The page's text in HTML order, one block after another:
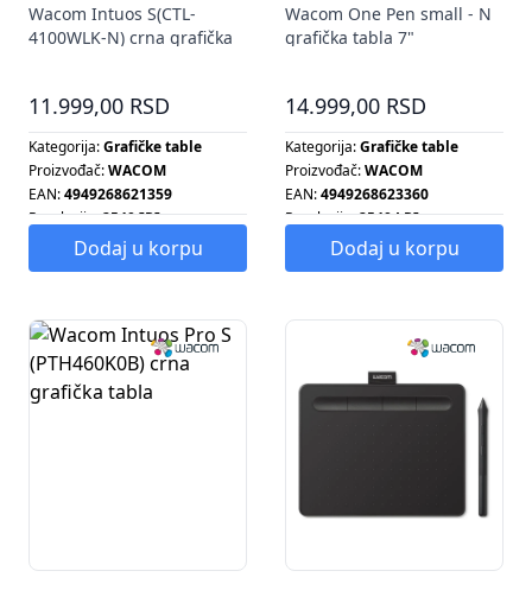
Wacom Intuos S(CTL-
4100WLK-N) crna grafička
11.999,00 RSD
Kategorija:Grafičke table
Proizvođač:WACOM
EAN:4949268621359
Rezolucija:2540 IPI
Dodaj u korpu
Wacom One Pen small - N
grafička tabla 7"
14.999,00 RSD
Kategorija:Grafičke table
Proizvođač:WACOM
EAN:4949268623360
Rezolucija:2540 LPI
Dodaj u korpu